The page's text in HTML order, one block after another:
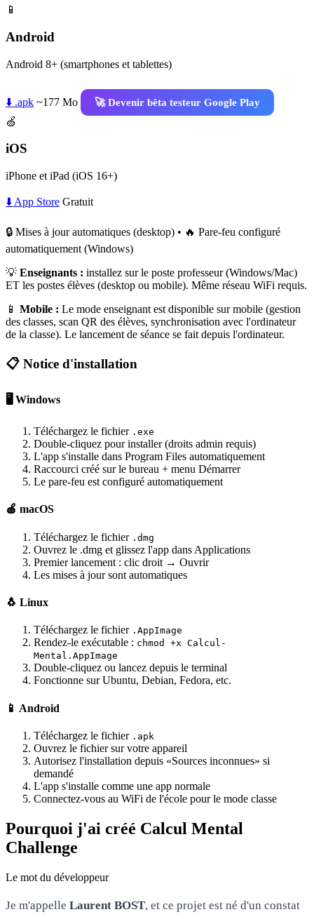
📱
Android
Android 8+ (smartphones et tablettes)
⬇️ .apk ~177 Mo
🚀 Devenir bêta testeur Google Play
🍏
iOS
iPhone et iPad (iOS 16+)
⬇️ App Store Gratuit
🔒 Mises à jour automatiques (desktop) • 🔥 Pare-feu configuré
automatiquement (Windows)
💡 Enseignants : installez sur le poste professeur (Windows/Mac)
ET les postes élèves (desktop ou mobile). Même réseau WiFi requis.
📱 Mobile : Le mode enseignant est disponible sur mobile (gestion
des classes, scan QR des élèves, synchronisation avec l'ordinateur
de la classe). Le lancement de séance se fait depuis l'ordinateur.
📋 Notice d'installation
🖥️ Windows
Téléchargez le fichier .exe
Double-cliquez pour installer (droits admin requis)
L'app s'installe dans Program Files automatiquement
Raccourci créé sur le bureau + menu Démarrer
Le pare-feu est configuré automatiquement
🍎 macOS
Téléchargez le fichier .dmg
Ouvrez le .dmg et glissez l'app dans Applications
Premier lancement : clic droit → Ouvrir
Les mises à jour sont automatiques
🐧 Linux
Téléchargez le fichier .AppImage
Rendez-le exécutable : chmod +x Calcul-
Mental.AppImage
Double-cliquez ou lancez depuis le terminal
Fonctionne sur Ubuntu, Debian, Fedora, etc.
📱 Android
Téléchargez le fichier .apk
Ouvrez le fichier sur votre appareil
Autorisez l'installation depuis «Sources inconnues» si
demandé
L'app s'installe comme une app normale
Connectez-vous au WiFi de l'école pour le mode classe
Pourquoi j'ai créé Calcul Mental
Challenge
Le mot du développeur
Je m'appelle Laurent BOST, et ce projet est né d'un constat